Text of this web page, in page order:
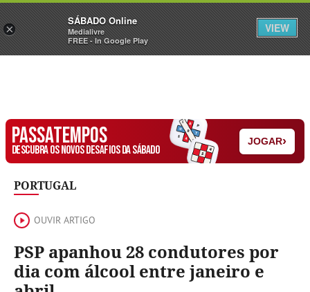
Sábado Assine Iniciar Sessão
PASSATEMPOS
DESCUBRA OS NOVOS DESAFIOS DA SÁBADO
JOGAR›
PORTUGAL
OUVIR ARTIGO
PSP apanhou 28 condutores por
dia com álcool entre janeiro e
×
SÁBADO Online
Medialivre
FREE - In Google Play
VIEW